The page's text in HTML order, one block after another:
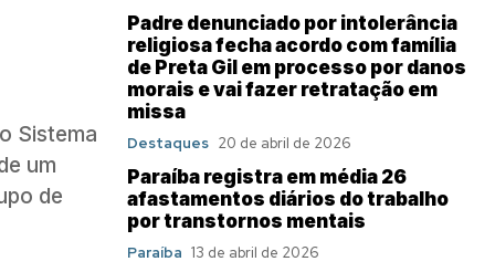
Sistema
um
de
Padre denunciado por intolerância
religiosa fecha acordo com família
de Preta Gil em processo por danos
morais e vai fazer retratação em
missa
Destaques 20 de abril de 2026
Paraíba registra em média 26
afastamentos diários do trabalho
por transtornos mentais
Paraíba 13 de abril de 2026